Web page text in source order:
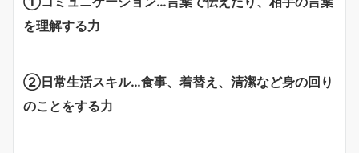
を理解する力
②日常生活スキル…食事、着替え、清潔など身の回り
のことをする力